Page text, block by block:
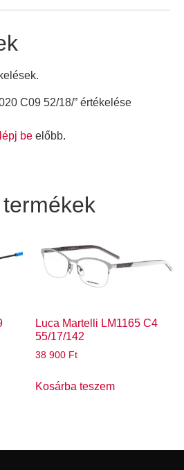
C09 52/18/” értékelése
lépj be előbb.
Luca Martelli LM1165 C4
55/17/142
38 900 Ft
Kosárba teszem